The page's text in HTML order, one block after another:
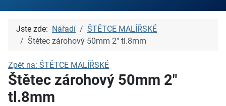
Jste zde: Nářadí
ŠTĚTCE MALÍŘSKÉ
Štětec zárohový 50mm 2" tl.8mm
Zpět na: ŠTĚTCE MALÍŘSKÉ
Štětec zárohový 50mm 2"
tl.8mm